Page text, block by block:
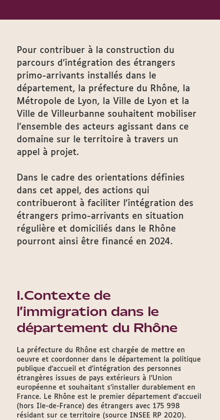
Pour contribuer à la construction du
parcours d’intégration des étrangers
primo-arrivants installés dans le
département, la préfecture du Rhône, la
Métropole de Lyon, la Ville de Lyon et la
Ville de Villeurbanne souhaitent mobiliser
l’ensemble des acteurs agissant dans ce
domaine sur le territoire à travers un
appel à projet.
Dans le cadre des orientations définies
dans cet appel, des actions qui
contribueront à faciliter l'intégration des
étrangers primo-arrivants en situation
régulière et domiciliés dans le Rhône
pourront ainsi être financé en 2024.
I.Contexte de
l’immigration dans le
département du Rhône
La préfecture du Rhône est chargée de mettre en
oeuvre et coordonner dans le département la politique
publique d’accueil et d’intégration des personnes
étrangères issues de pays extérieurs à l’Union
européenne et souhaitant s’installer durablement en
France. Le Rhône est le premier département d'accueil
(hors Ile-de-France) des étrangers avec 175 998
résidant sur ce territoire (source INSEE RP 2020).